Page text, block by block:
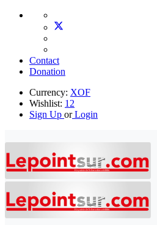
Contact
Donation
Currency: XOF
Wishlist: 12
Sign Up orLogin